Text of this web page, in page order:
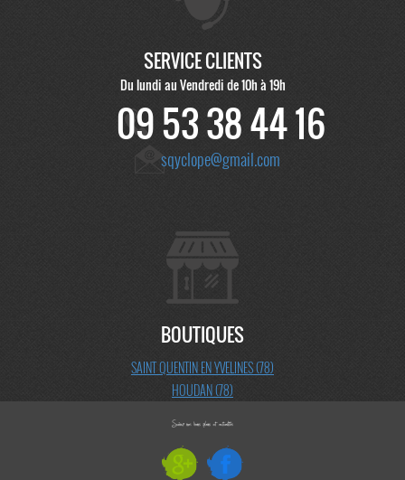
SERVICE CLIENTS
Du lundi au Vendredi de 10h à 19h
09 53 38 44 16
sqyclope@gmail.com
BOUTIQUES
SAINT QUENTIN EN YVELINES (78)
HOUDAN (78)